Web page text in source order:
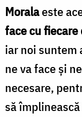
Moralaeste
face cu
iar noi suntem
ne va face și
necesare,
să